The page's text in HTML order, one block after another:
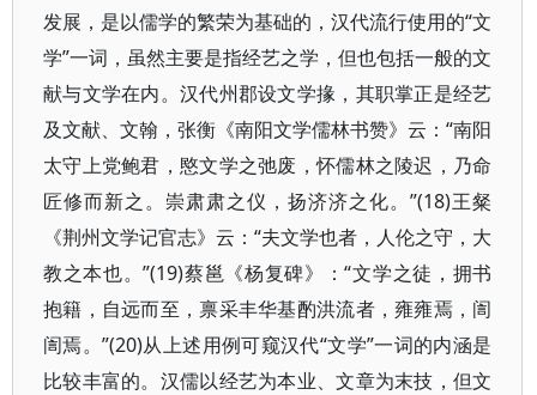
发展，是以儒学的繁荣为基础的，汉代流行使用的“文
学”一词，虽然主要是指经艺之学，但也包括一般的文
献与文学在内。汉代州郡设文学掾，其职掌正是经艺
及文献、文翰，张衡《南阳文学儒林书赞》云：“南阳
太守上党鲍君，愍文学之弛废，怀儒林之陵迟，乃命
匠修而新之。崇肃肃之仪，扬济济之化。”(18)王粲
《荆州文学记官志》云：“夫文学也者，人伦之守，大
教之本也。”(19)蔡邕《杨复碑》：“文学之徒，拥书
抱籍，自远而至，禀采丰华基酌洪流者，雍雍焉，訚
訚焉。”(20)从上述用例可窥汉代“文学”一词的内涵是
比较丰富的。汉儒以经艺为本业、文章为末技，但文